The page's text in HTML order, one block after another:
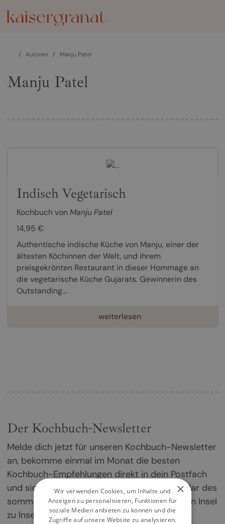
/ Autoren / Manju Patel
Manju Patel
Indisch Vegetarisch
Kochbuch von Manju Patel
14,95 €
Authentische indische Küche von Manju, einer der
ältesten Köchinnen der Welt, und ihrem
preisgekrönten Restaurant in dieser Hommage an
die vegetarische Küche Gujarats. Gewinnerin des
Outstanding...
weiterlesen
Der Kochbuch-Newsletter
Melde dich jetzt für unseren Kochbuch-Newsletter
an, bekomme einmal im Monat die besten
Kochbuch-Empfehlungen direkt in dein Postfach
und sichere dir deine Chance auf ein Exemplar des
sommerlichen Griechenland-Kochbuchs „Von Insel
zu Insel".
×
Wir verwenden Cookies, um Inhalte und
Anzeigen zu personalisieren, Funktionen für
soziale Medien anbieten zu können und die
Zugriffe auf unsere Website zu analysieren.